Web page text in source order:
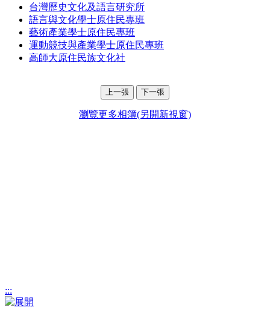
台灣歷史文化及語言研究所
語言與文化學士原住民專班
藝術產業學士原住民專班
運動競技與產業學士原住民專班
高師大原住民族文化社
上一張 下一張
瀏覽更多相簿(另開新視窗)
:::